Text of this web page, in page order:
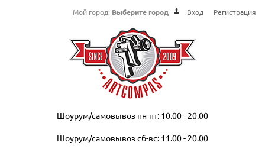
Мой город: Выберите город Вход Регистрация
Шоурум/самовывоз пн-пт: 10.00 - 20.00
Шоурум/самовывоз сб-вс: 11.00 - 20.00